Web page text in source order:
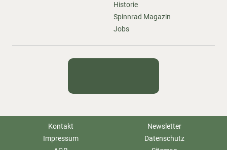
Historie
Spinnrad Magazin
Jobs
Kontakt
Newsletter
Impressum
Datenschutz